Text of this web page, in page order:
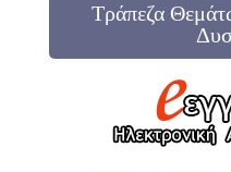
Τράπεζα